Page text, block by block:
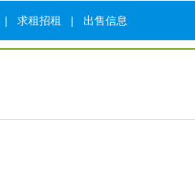
| 求租招租 | 出售信息